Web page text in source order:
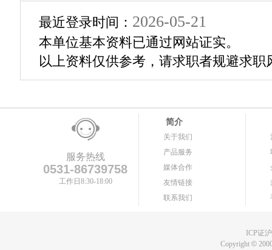
最近登录时间： 2026-05-21
本单位基本资料已通过网站证实。
以上资料仅供参考，请求职者规避求职
服务热线
0531-86739758
工作日8:30-18:00
简介
关于我们
产品服务
媒体合作
友情链接
联系我们
ICP证
Copyright©